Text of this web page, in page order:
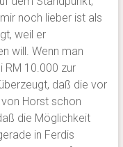
noch lieber ist als
weil er
will. Wenn man
RM 10.000 zur
daß die vor
Horst schon
die Möglichkeit
in Ferdis